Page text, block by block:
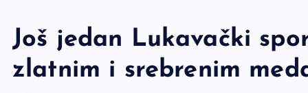
Još jedan Lukavački
zlatnim i srebrenim